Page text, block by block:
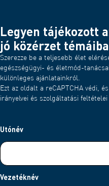
Legyen tájékozott
jó közérzet
Szerezze be a teljesebb élet
egészségügyi- és életmód-
különleges ajánlatainkról.
Ezt az oldalt a reCAPTCHA védi,
irányelvei és szolgáltatási feltételei
Utónév
Vezetéknév